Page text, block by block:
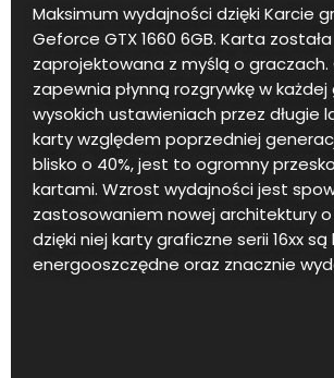
Maksimum wydajności dzięki Karcie
Geforce GTX 1660 6GB. Karta została
zaprojektowana z myślą o graczach.
zapewnia płynną rozgrywkę w każdej
wysokich ustawieniach przez długie
karty względem poprzedniej
blisko o 40%, jest to ogromny
kartami. Wzrost wydajności jest
zastosowaniem nowej architektury o
dzięki niej karty graficzne serii 16xx
energooszczędne oraz znacznie